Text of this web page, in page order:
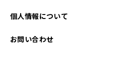
個人情報について
お問い合わせ